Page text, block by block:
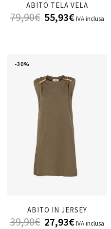
ABITO TELA VELA
79,90€ 55,93€ IVA inclusa
-30%
ABITO IN JERSEY
39,90€ 27,93€ IVA inclusa